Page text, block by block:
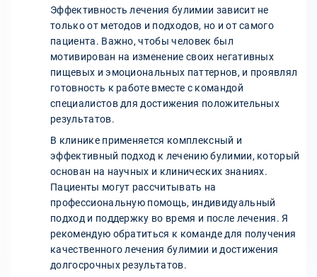
Эффективность лечения булимии зависит не
только от методов и подходов, но и от самого
пациента. Важно, чтобы человек был
мотивирован на изменение своих негативных
пищевых и эмоциональных паттернов, и проявлял
готовность к работе вместе с командой
специалистов для достижения положительных
результатов.
В клинике применяется комплексный и
эффективный подход к лечению булимии, который
основан на научных и клинических знаниях.
Пациенты могут рассчитывать на
профессиональную помощь, индивидуальный
подход и поддержку во время и после лечения. Я
рекомендую обратиться к команде для получения
качественного лечения булимии и достижения
долгосрочных результатов.